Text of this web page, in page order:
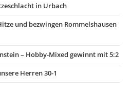
in Urbach
und bezwingen Rommelshausen
– Hobby-Mixed gewinnt mit 5:2
Herren 30-1